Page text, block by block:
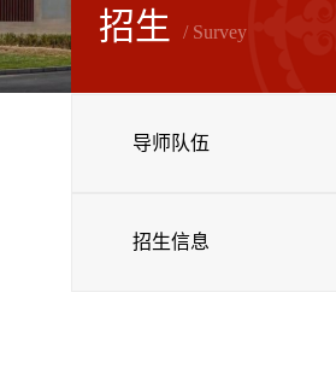
招生 / Survey
导师队伍
招生信息